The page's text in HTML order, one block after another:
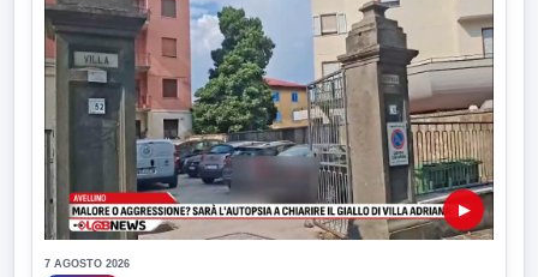
▶
7 AGOSTO 2026